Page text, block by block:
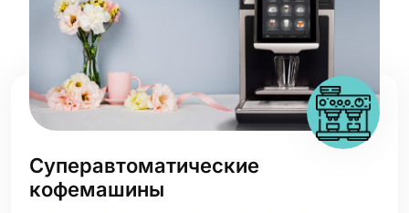
Суперавтоматические
кофемашины